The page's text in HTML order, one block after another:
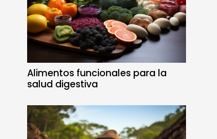
Alimentos funcionales para la
salud digestiva